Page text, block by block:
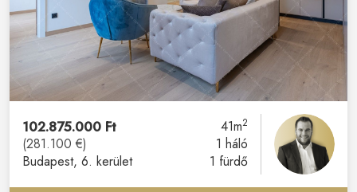
102.875.000 Ft
(281.100 €)
Budapest, 6. kerület
41m2
1 háló
1 fürdő